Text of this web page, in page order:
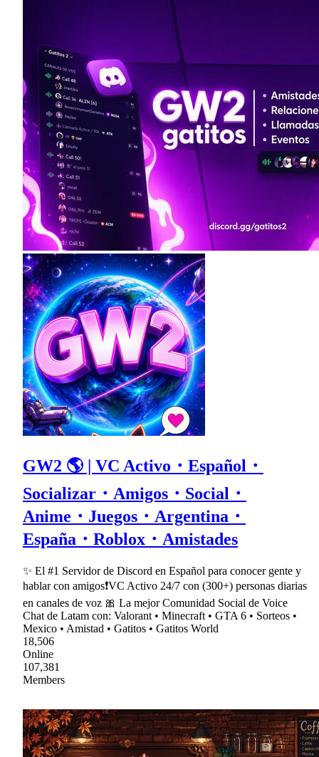
GW2 🌎 | VC Activo・Español・
Socializar・Amigos・Social・
Anime・Juegos・Argentina・
España・Roblox・Amistades
✨ El #1 Servidor de Discord en Español para conocer gente y
hablar con amigos❗VC Activo 24/7 con (300+) personas diarias
en canales de voz 🎀 La mejor Comunidad Social de Voice
Chat de Latam con: Valorant • Minecraft • GTA 6 • Sorteos •
Mexico • Amistad • Gatitos • Gatitos World
18,506
Online
107,381
Members